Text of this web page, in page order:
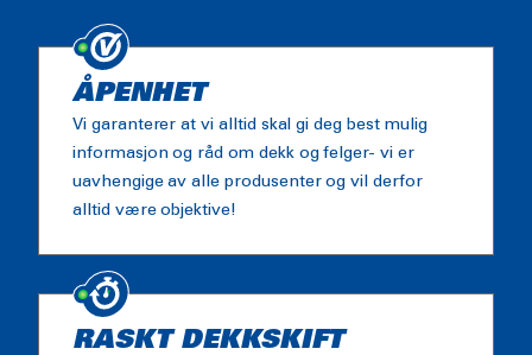
ÅPENHET
Vi garanterer at vi alltid skal gi deg best mulig
informasjon og råd om dekk og felger- vi er
uavhengige av alle produsenter og vil derfor
alltid være objektive!
RASKT DEKKSKIFT